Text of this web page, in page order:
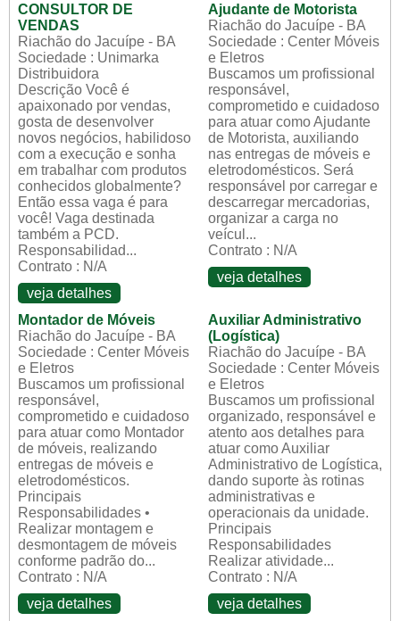
CONSULTOR DE
VENDAS
Riachão do Jacuípe - BA
Sociedade : Unimarka
Distribuidora
Descrição Você é
apaixonado por vendas,
gosta de desenvolver
novos negócios, habilidoso
com a execução e sonha
em trabalhar com produtos
conhecidos globalmente?
Então essa vaga é para
você! Vaga destinada
também a PCD.
Responsabilidad...
Contrato : N/A
veja detalhes
Ajudante de Motorista
Riachão do Jacuípe - BA
Sociedade : Center Móveis
e Eletros
Buscamos um profissional
responsável,
comprometido e cuidadoso
para atuar como Ajudante
de Motorista, auxiliando
nas entregas de móveis e
eletrodomésticos. Será
responsável por carregar e
descarregar mercadorias,
organizar a carga no
veícul...
Contrato : N/A
veja detalhes
Montador de Móveis
Riachão do Jacuípe - BA
Sociedade : Center Móveis
e Eletros
Buscamos um profissional
responsável,
comprometido e cuidadoso
para atuar como Montador
de móveis, realizando
entregas de móveis e
eletrodomésticos.
Principais
Responsabilidades •
Realizar montagem e
desmontagem de móveis
conforme padrão do...
Contrato : N/A
veja detalhes
Auxiliar Administrativo
(Logística)
Riachão do Jacuípe - BA
Sociedade : Center Móveis
e Eletros
Buscamos um profissional
organizado, responsável e
atento aos detalhes para
atuar como Auxiliar
Administrativo de Logística,
dando suporte às rotinas
administrativas e
operacionais da unidade.
Principais
Responsabilidades
Realizar atividade...
Contrato : N/A
veja detalhes